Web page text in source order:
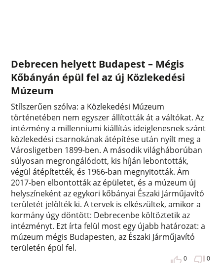
Debrecen helyett Budapest – Mégis
Kőbányán épül fel az új Közlekedési
Múzeum
Stílszerűen szólva: a Közlekedési Múzeum
történetében nem egyszer állították át a váltókat. Az
intézmény a millenniumi kiállítás ideiglenesnek szánt
közlekedési csarnokának átépítése után nyílt meg a
Városligetben 1899-ben. A második világháborúban
súlyosan megrongálódott, kis híján lebontották,
végül átépítették, és 1966-ban megnyitották. Ám
2017-ben elbontották az épületet, és a múzeum új
helyszíneként az egykori kőbányai Északi Járműjavító
területét jelölték ki. A tervek is elkészültek, amikor a
kormány úgy döntött: Debrecenbe költöztetik az
intézményt. Ezt írta felül most egy újabb határozat: a
múzeum mégis Budapesten, az Északi Járműjavító
területén épül fel.
0 0